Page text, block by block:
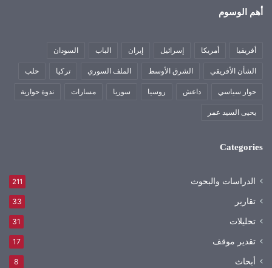
أهم الوسوم
أفريقيا أمريكا إسرائيل إيران الباب السودان
الشأن الأفريقي الشرق الأوسط الملف السوري تركيا حلب
حوار سياسي داعش روسيا سوريا مسارات ندوة حوارية
يحيى السيد عمر
Categories
الدراسات والبحوث 211
تقارير 33
تحليلات 31
تقدير موقف 17
أبحاث 8